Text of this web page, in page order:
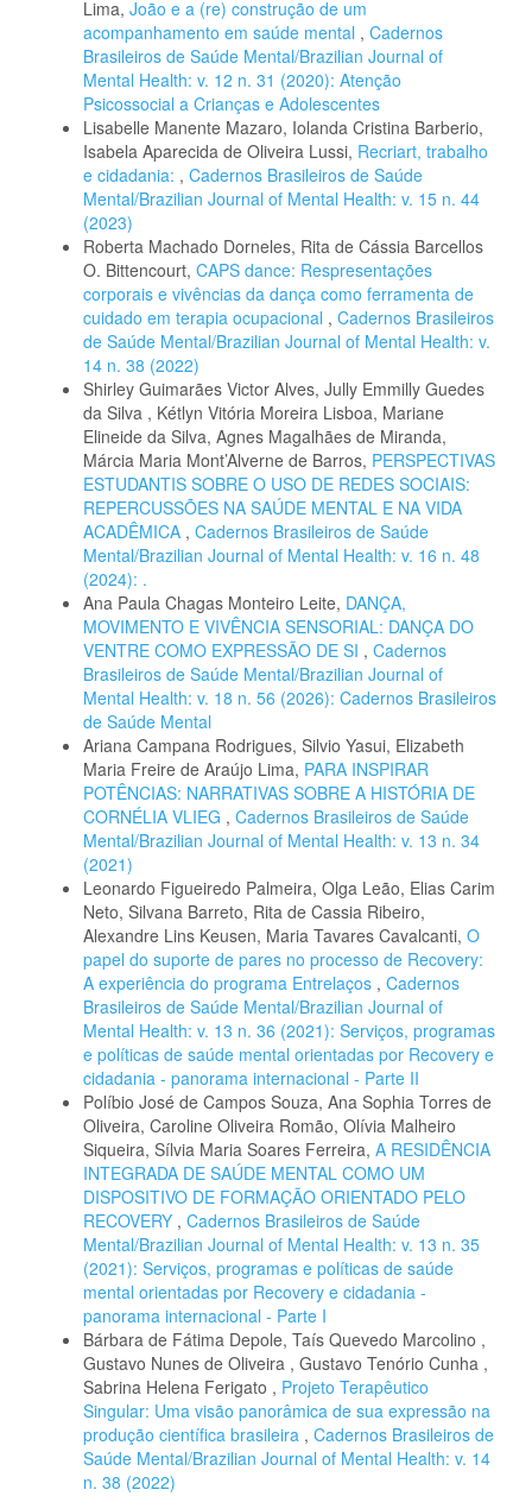
Lima, João e a (re) construção de um
acompanhamento em saúde mental , Cadernos
Brasileiros de Saúde Mental/Brazilian Journal of
Mental Health: v. 12 n. 31 (2020): Atenção
Psicossocial a Crianças e Adolescentes
Lisabelle Manente Mazaro, Iolanda Cristina Barberio,
Isabela Aparecida de Oliveira Lussi, Recriart, trabalho
e cidadania: , Cadernos Brasileiros de Saúde
Mental/Brazilian Journal of Mental Health: v. 15 n. 44
(2023)
Roberta Machado Dorneles, Rita de Cássia Barcellos
O. Bittencourt, CAPS dance: Respresentações
corporais e vivências da dança como ferramenta de
cuidado em terapia ocupacional , Cadernos Brasileiros
de Saúde Mental/Brazilian Journal of Mental Health: v.
14 n. 38 (2022)
Shirley Guimarães Victor Alves, Jully Emmilly Guedes
da Silva , Kétlyn Vitória Moreira Lisboa, Mariane
Elineide da Silva, Agnes Magalhães de Miranda,
Márcia Maria Mont’Alverne de Barros, PERSPECTIVAS
ESTUDANTIS SOBRE O USO DE REDES SOCIAIS:
REPERCUSSÕES NA SAÚDE MENTAL E NA VIDA
ACADÊMICA , Cadernos Brasileiros de Saúde
Mental/Brazilian Journal of Mental Health: v. 16 n. 48
(2024): .
Ana Paula Chagas Monteiro Leite, DANÇA,
MOVIMENTO E VIVÊNCIA SENSORIAL: DANÇA DO
VENTRE COMO EXPRESSÃO DE SI , Cadernos
Brasileiros de Saúde Mental/Brazilian Journal of
Mental Health: v. 18 n. 56 (2026): Cadernos Brasileiros
de Saúde Mental
Ariana Campana Rodrigues, Silvio Yasui, Elizabeth
Maria Freire de Araújo Lima, PARA INSPIRAR
POTÊNCIAS: NARRATIVAS SOBRE A HISTÓRIA DE
CORNÉLIA VLIEG , Cadernos Brasileiros de Saúde
Mental/Brazilian Journal of Mental Health: v. 13 n. 34
(2021)
Leonardo Figueiredo Palmeira, Olga Leão, Elias Carim
Neto, Silvana Barreto, Rita de Cassia Ribeiro,
Alexandre Lins Keusen, Maria Tavares Cavalcanti, O
papel do suporte de pares no processo de Recovery:
A experiência do programa Entrelaços , Cadernos
Brasileiros de Saúde Mental/Brazilian Journal of
Mental Health: v. 13 n. 36 (2021): Serviços, programas
e políticas de saúde mental orientadas por Recovery e
cidadania - panorama internacional - Parte II
Políbio José de Campos Souza, Ana Sophia Torres de
Oliveira, Caroline Oliveira Romão, Olívia Malheiro
Siqueira, Sílvia Maria Soares Ferreira, A RESIDÊNCIA
INTEGRADA DE SAÚDE MENTAL COMO UM
DISPOSITIVO DE FORMAÇÃO ORIENTADO PELO
RECOVERY , Cadernos Brasileiros de Saúde
Mental/Brazilian Journal of Mental Health: v. 13 n. 35
(2021): Serviços, programas e políticas de saúde
mental orientadas por Recovery e cidadania -
panorama internacional - Parte I
Bárbara de Fátima Depole, Taís Quevedo Marcolino ,
Gustavo Nunes de Oliveira , Gustavo Tenório Cunha ,
Sabrina Helena Ferigato , Projeto Terapêutico
Singular: Uma visão panorâmica de sua expressão na
produção científica brasileira , Cadernos Brasileiros de
Saúde Mental/Brazilian Journal of Mental Health: v. 14
n. 38 (2022)